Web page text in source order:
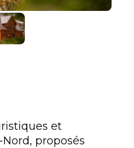
et
proposés